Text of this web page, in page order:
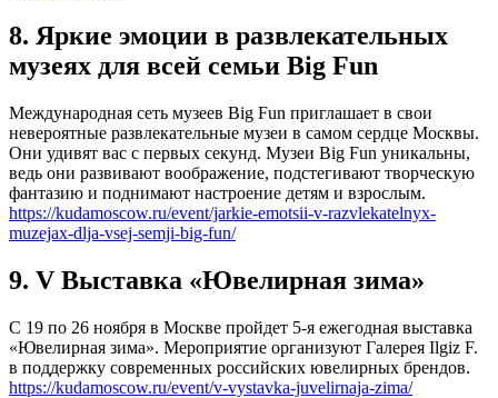
8. Яркие эмоции в развлекательных
музеях для всей семьи Big Fun
Международная сеть музеев Big Fun приглашает в свои
невероятные развлекательные музеи в самом сердце Москвы.
Они удивят вас с первых секунд. Музеи Big Fun уникальны,
ведь они развивают воображение, подстегивают творческую
фантазию и поднимают настроение детям и взрослым.
https://kudamoscow.ru/event/jarkie-emotsii-v-razvlekatelnyx-
muzejax-dlja-vsej-semji-big-fun/
9. V Выставка «Ювелирная зима»
С 19 по 26 ноября в Москве пройдет 5-я ежегодная выставка
«Ювелирная зима». Мероприятие организуют Галерея Ilgiz F.
в поддержку современных российских ювелирных брендов.
https://kudamoscow.ru/event/v-vystavka-juvelirnaja-zima/